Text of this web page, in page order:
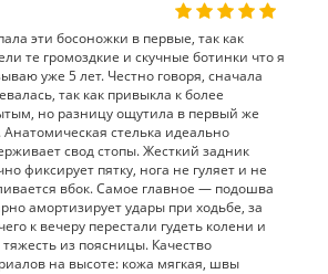
8 340 руб.
В
эти босоножки в первые, так как
те громоздкие и скучные ботинки что я
уже 5 лет. Честно говоря, сначала
так как привыкла к более
но разницу ощутила в первый же
Анатомическая стелька идеально
свод стопы. Жесткий задник
фиксирует пятку, нога не гуляет и не
вбок. Самое главное — подошва
амортизирует удары при ходьбе, за
к вечеру перестали гудеть колени и
из поясницы. Качество
на высоте: кожа мягкая, швы